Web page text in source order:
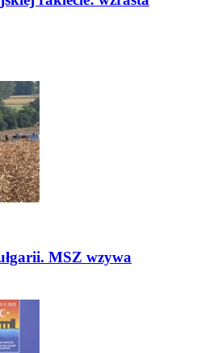
MSZ wzywa